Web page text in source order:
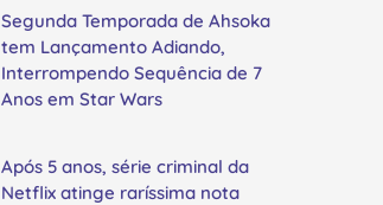
Segunda Temporada de Ahsoka
tem Lançamento Adiando,
Interrompendo Sequência de 7
Anos em Star Wars
Após 5 anos, série criminal da
Netflix atinge raríssima nota